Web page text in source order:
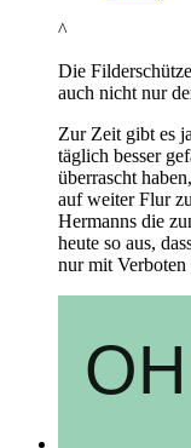
^
Die
auch nicht nur
Zur Zeit gibt es
täglich besser
überrascht
auf weiter Flur
Hermanns die
heute so aus,
nur mit